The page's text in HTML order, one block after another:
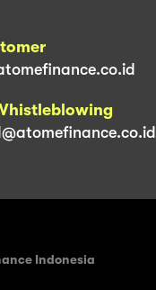
Indonesia